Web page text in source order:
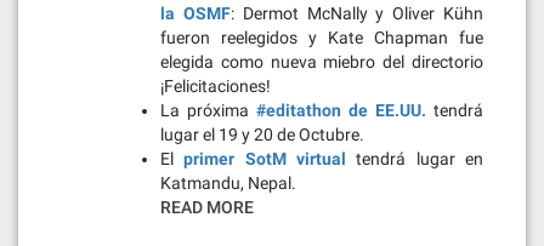
la OSMF: Dermot McNally y Oliver Kühn
fueron reelegidos y Kate Chapman fue
elegida como nueva miebro del directorio
¡Felicitaciones!
La próxima #editathon de EE.UU. tendrá
lugar el 19 y 20 de Octubre.
Elprimer SotM virtual tendrá lugar en
Katmandu, Nepal.
READ MORE